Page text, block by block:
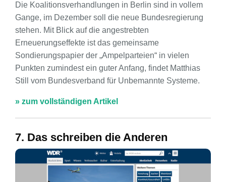
Die Koalitionsverhandlungen in Berlin sind in vollem
Gange, im Dezember soll die neue Bundesregierung
stehen. Mit Blick auf die angestrebten
Erneuerungseffekte ist das gemeinsame
Sondierungspapier der „Ampelparteien“ in vielen
Punkten zumindest ein guter Anfang, findet Matthias
Still vom Bundesverband für Unbemannte Systeme.
» zum vollständigen Artikel
7. Das schreiben die Anderen